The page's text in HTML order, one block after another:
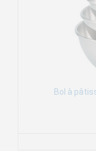
Bol à